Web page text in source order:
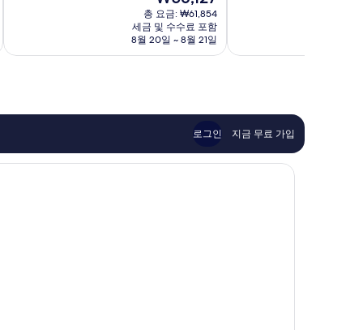
우
이
기
재
요
금
₩56,127
총 요금: ₩61,854
세금 및 수수료 포함
8월 20일 ~ 8월 21일
우
이
용
후
기
로그인 지금 무료 가입